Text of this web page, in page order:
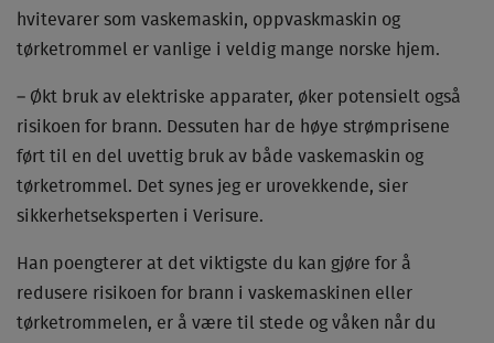
hvitevarer som vaskemaskin, oppvaskmaskin og
tørketrommel er vanlige i veldig mange norske hjem.
– Økt bruk av elektriske apparater, øker potensielt også
risikoen for brann. Dessuten har de høye strømprisene
ført til en del uvettig bruk av både vaskemaskin og
tørketrommel. Det synes jeg er urovekkende, sier
sikkerhetseksperten i Verisure.
Han poengterer at det viktigste du kan gjøre for å
redusere risikoen for brann i vaskemaskinen eller
tørketrommelen, er å være til stede og våken når du